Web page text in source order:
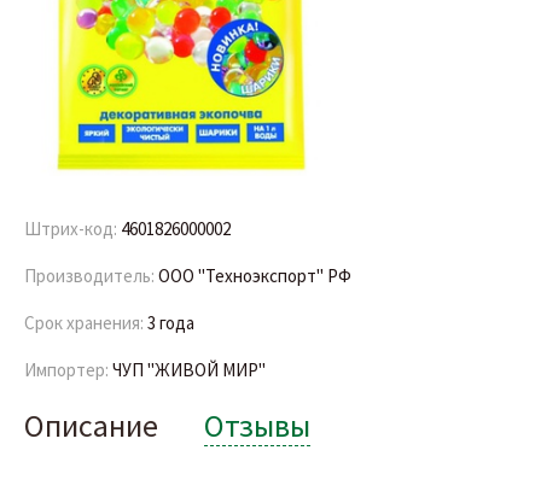
Штрих-код: 4601826000002
Производитель: ООО "Техноэкспорт" РФ
Срок хранения: 3 года
Импортер: ЧУП "ЖИВОЙ МИР"
Описание Отзывы